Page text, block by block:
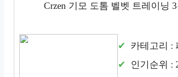
Crzen 기모 도톰 벨벳 트레이닝
카테고리 :
인기순위 :